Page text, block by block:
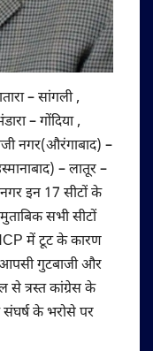
– सांगली ,
– गोंदिया ,
नगर(औरंगाबाद) –
– लातूर –
इन 17 सीटों के
सभी सीटों
में टूट के कारण
गुटबाजी और
से त्रस्त कांग्रेस के
के भरोसे पर